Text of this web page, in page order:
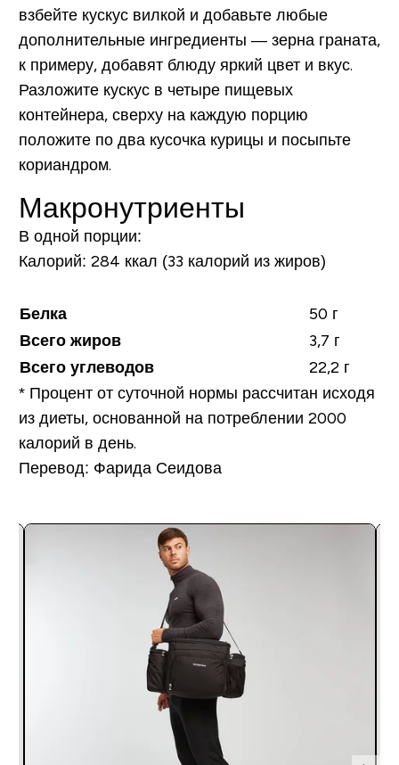
взбейте кускус вилкой и добавьте любые
дополнительные ингредиенты — зерна граната,
к примеру, добавят блюду яркий цвет и вкус.
Разложите кускус в четыре пищевых
контейнера, сверху на каждую порцию
положите по два кусочка курицы и посыпьте
кориандром.
Макронутриенты
В одной порции:
Калорий: 284 ккал (33 калорий из жиров)
Белка
50 г
Всего жиров
3,7 г
Всего углеводов
22,2 г
*Процент от суточной нормы рассчитан исходя
из диеты, основанной на потреблении 2000
калорий в день.
Перевод: Фарида Сеидова